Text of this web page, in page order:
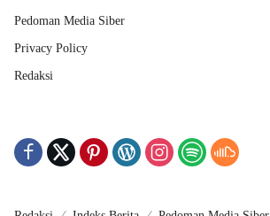
Pedoman Media Siber
Privacy Policy
Redaksi